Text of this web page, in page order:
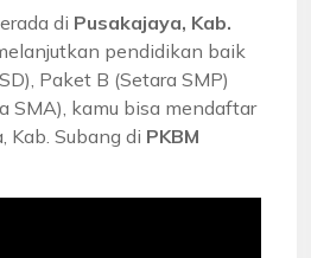
di Pusakajaya, Kab.
pendidikan baik
Paket B (Setara SMP)
SMA), kamu bisa mendaftar
Kab. Subang di PKBM